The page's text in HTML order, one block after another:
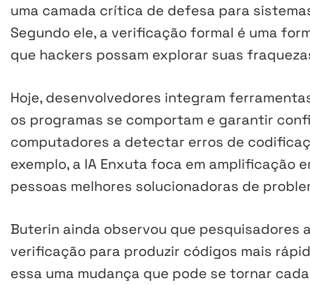
uma camada crítica de defesa para
Segundo ele, a verificação formal é uma
que hackers possam explorar suas
Hoje, desenvolvedores integram
os programas se comportam e garantir
computadores a detectar erros de
exemplo, a IA Enxuta foca em amplificação
pessoas melhores solucionadoras de
Buterin ainda observou que pesquisadores
verificação para produzir códigos mais
essa uma mudança que pode se tornar